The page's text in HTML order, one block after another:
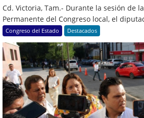
Cd. Victoria, Tam.- Durante la sesión de
Permanente del Congreso local, el
Congreso del Estado Destacados